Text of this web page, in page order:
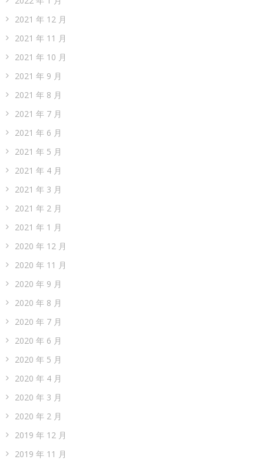
2021 年 12 月
2021 年 11 月
2021 年 10 月
2021 年 9 月
2021 年 8 月
2021 年 7 月
2021 年 6 月
2021 年 5 月
2021 年 4 月
2021 年 3 月
2021 年 2 月
2021 年 1 月
2020 年 12 月
2020 年 11 月
2020 年 9 月
2020 年 8 月
2020 年 7 月
2020 年 6 月
2020 年 5 月
2020 年 4 月
2020 年 3 月
2020 年 2 月
2019 年 12 月
2019 年 11 月